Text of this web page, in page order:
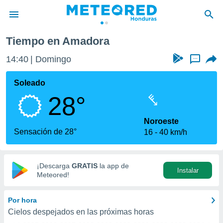
de
ha sido
calidad.
a este
las
y
digital
basada
Tiempo en Amadora
14:40 Domingo ...
Soleado
28°
Sensación de 28°
Noroeste
16
40 km/h
¡Descarga GRATIS la app de
Meteored!
Instalar
Por hora
Cielos despejados en las próximas horas